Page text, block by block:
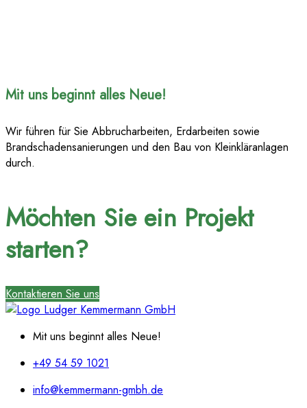
Mit uns beginnt alles Neue!
Wir führen für Sie Abbrucharbeiten, Erdarbeiten sowie
Brandschadensanierungen und den Bau von Kleinkläranlagen
durch.
Möchten Sie ein Projekt
starten?
Kontaktieren Sie uns
Mit uns beginnt alles Neue!
+49 54 59 1021
info@kemmermann-gmbh.de